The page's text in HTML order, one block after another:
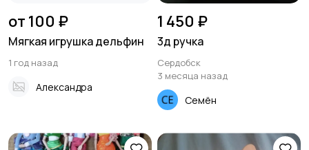
от 100 ₽
Мягкая игрушка дельфин
1 год назад
Александра
1 450 ₽
3д ручка
Сердобск
3 месяца назад
Семён